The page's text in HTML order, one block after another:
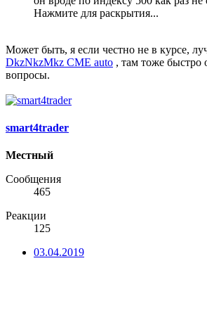
Нажмите для раскрытия...
Может быть, я если честно не в курсе,
DkzNkzMkz CME auto , там тоже быстро
вопросы.
smart4trader
Местный
Сообщения
465
Реакции
125
03.04.2019